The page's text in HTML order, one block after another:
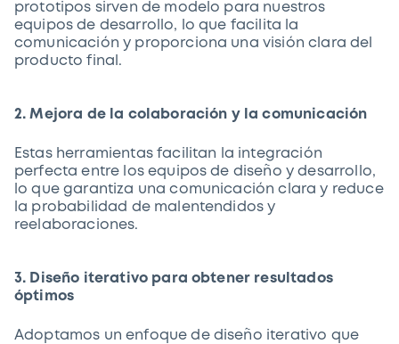
prototipos sirven de modelo para nuestros
equipos de desarrollo, lo que facilita la
comunicación y proporciona una visión clara del
producto final.
2. Mejora de la colaboración y la comunicación
Estas herramientas facilitan la integración
perfecta entre los equipos de diseño y desarrollo,
lo que garantiza una comunicación clara y reduce
la probabilidad de malentendidos y
reelaboraciones.
3. Diseño iterativo para obtener resultados
óptimos
Adoptamos un enfoque de diseño iterativo que